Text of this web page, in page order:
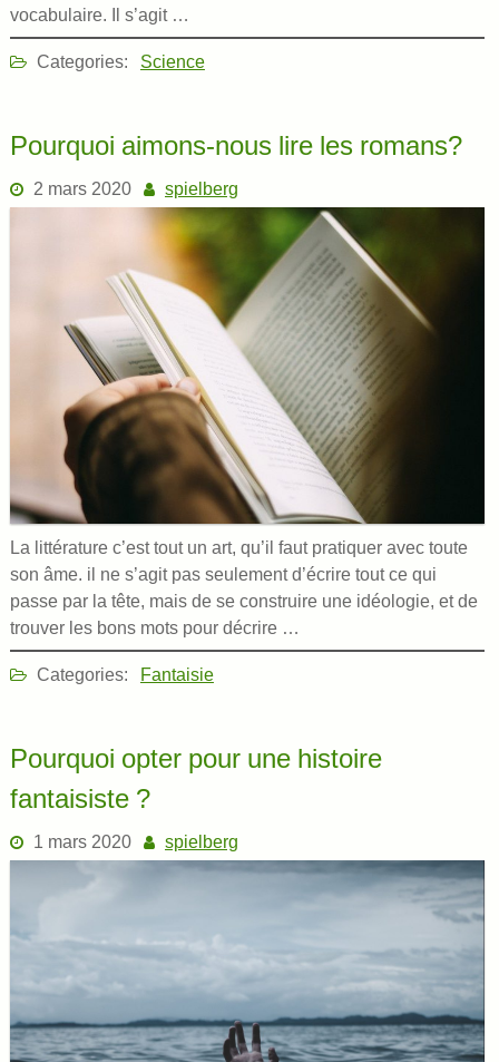
vocabulaire. Il s’agit …
Categories: Science
Pourquoi aimons-nous lire les romans?
2 mars 2020 spielberg
La littérature c’est tout un art, qu’il faut pratiquer avec toute
son âme. il ne s’agit pas seulement d’écrire tout ce qui
passe par la tête, mais de se construire une idéologie, et de
trouver les bons mots pour décrire …
Categories: Fantaisie
Pourquoi opter pour une histoire
fantaisiste ?
1 mars 2020 spielberg